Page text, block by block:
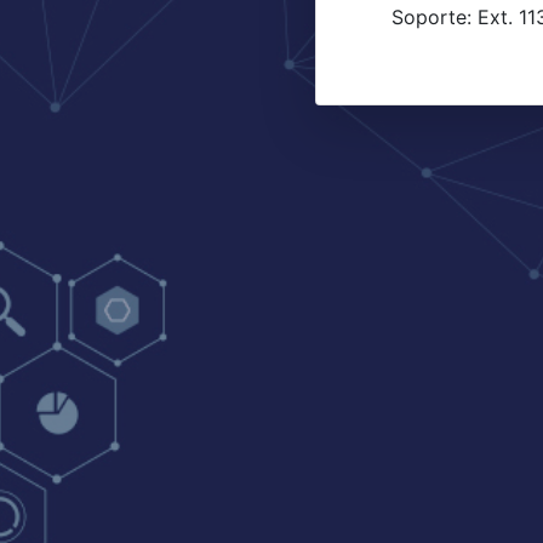
Soporte: Ext.